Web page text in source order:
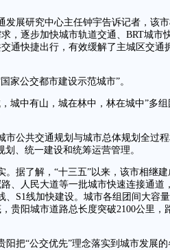
发展研究中心主任钟宇告诉记者，该
，逐步加快城市轨道交通、BRT城市
通快捷出行，有效缓解了主城区交通
家公交都市建设示范城市”。
城中有山，城在林中，林在城中”多组
市公共交通规划与城市总体规划全过
、统一建设和统筹运营管理。
。据了解，“十三五”以来，该市相继
、人民大道等一批城市快速连接通道
、S1线加快建设。城市各组团间大容
贵阳城市道路总长度突破2100公里，
阳把“公交优先”理念落实到城市发展